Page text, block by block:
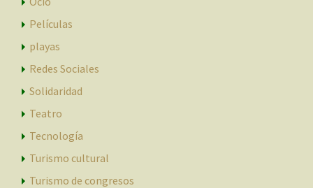
Películas
playas
Redes Sociales
Solidaridad
Teatro
Tecnología
Turismo cultural
Turismo de congresos